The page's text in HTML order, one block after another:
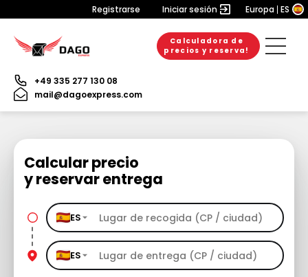
Registrarse Iniciar sesión Europa ES
Calculadora de
precios y reserva!
+49 335 277 130 08
mail@dagoexpress.com
Calcular precio
y reservar entrega
ES
ES